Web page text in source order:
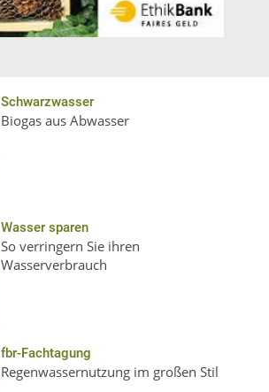
Schwarzwasser
Biogas aus Abwasser
Wasser sparen
So verringern Sie ihren
Wasserverbrauch
fbr-Fachtagung
Regenwassernutzung im großen Stil